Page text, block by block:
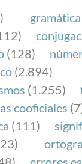
gramática
(128)
(2.894)
(1.255)
cooficiales
(111)